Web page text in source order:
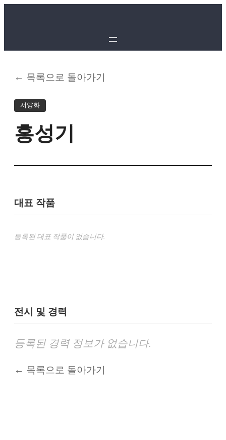
← 목록으로 돌아가기
서양화
홍성기
대표 작품
등록된 대표 작품이 없습니다.
전시 및 경력
등록된 경력 정보가 없습니다.
← 목록으로 돌아가기